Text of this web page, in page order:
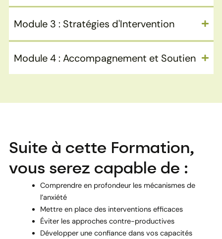
Module 3 : Stratégies d'Intervention
Module 4 : Accompagnement et Soutien
Suite à cette Formation,
vous serez capable de :
Comprendre en profondeur les mécanismes de
l’anxiété
Mettre en place des interventions efficaces
Éviter les approches contre-productives
Développer une confiance dans vos capacités